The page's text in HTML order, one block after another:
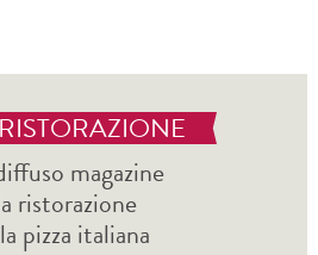
magazine
ristorazione
pizza italiana